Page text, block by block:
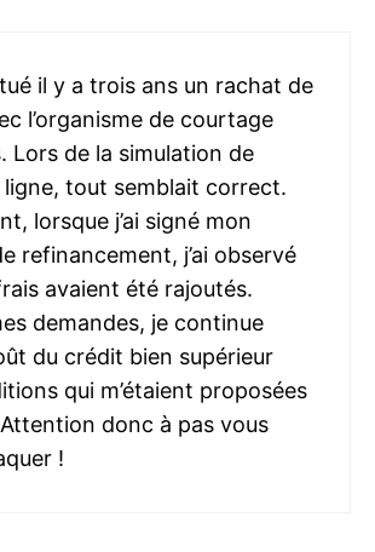
il y a trois ans un rachat de
l’organisme de courtage
Lors de la simulation de
tout semblait correct.
lorsque j’ai signé mon
refinancement, j’ai observé
avaient été rajoutés.
demandes, je continue
du crédit bien supérieur
qui m’étaient proposées
donc à pas vous
!